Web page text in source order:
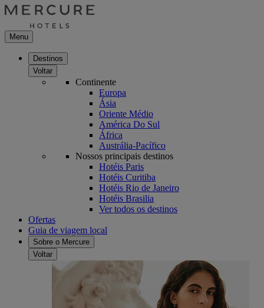
Menu
Destinos
Voltar
Continente
Europa
Ásia
Oriente Médio
América Do Sul
África
Austrália-Pacífico
Nossos principais destinos
Hotéis Paris
Hotéis Curitiba
Hotéis Rio de Janeiro
Hotéis Brasilia
Ver todos os destinos
Ofertas
Guia de viagem local
Sobre o Mercure
Voltar